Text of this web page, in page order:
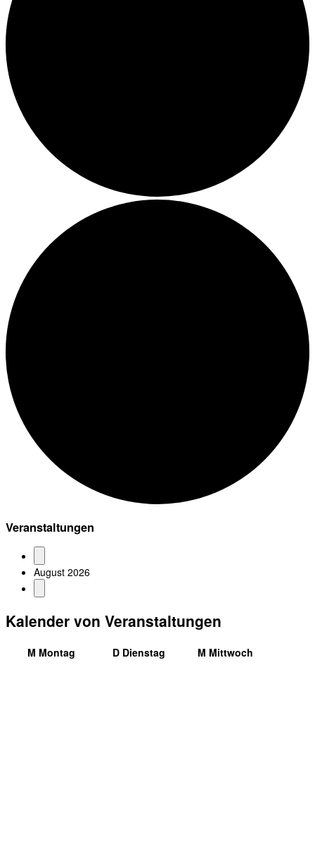
Veranstaltungen
August 2026
Kalender von Veranstaltungen
M Montag D Dienstag M Mittwoch